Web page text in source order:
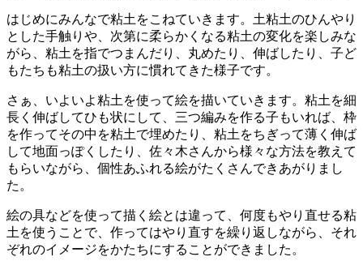
はじめにみんなで粘土をこねていきます。土粘土のひんやり
とした手触りや、次第に柔らかくなる粘土の変化を楽しみな
がら、粘土を指でつまんだり、丸めたり、伸ばしたり、子ど
もたちも粘土の扱い方に慣れてきた様子です。
さぁ、いよいよ粘土を使って絵を描いていきます。粘土を細
長く伸ばしてひも状にして、三つ編みを作る子もいれば、枠
を作ってその中を粘土で埋めたり、粘土をちぎって薄く伸ば
して地面っぽくしたり、佐々木さんから様々な方法を教えて
もらいながら、個性あふれる絵がたくさんできあがりまし
た。
絵の具などを使って描く絵とは違って、何度もやり直せる粘
土を使うことで、作ってはやり直すを繰り返しながら、それ
ぞれのイメージをかたちにすることができました。